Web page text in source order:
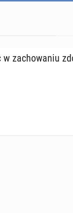
w za­cho­wa­niu